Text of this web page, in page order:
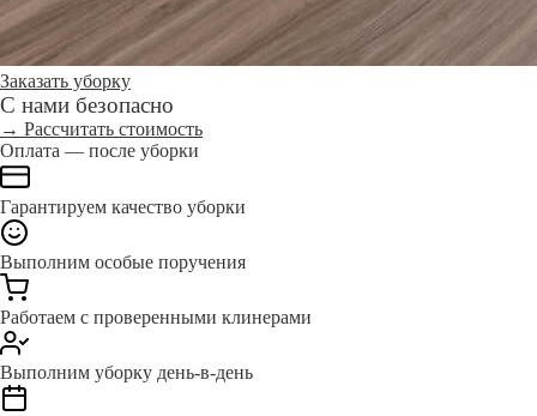
Заказать уборку
С нами безопасно
→ Рассчитать стоимость
Оплата — после уборки
Гарантируем качество уборки
Выполним особые поручения
Работаем с проверенными клинерами
Выполним уборку день-в-день